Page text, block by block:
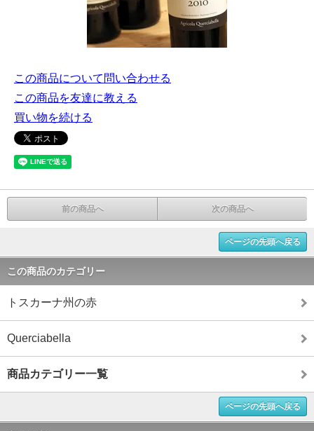
この商品について問い合わせる
この商品を友達に教える
買い物を続ける
前の商品へ 次の商品へ
ページの先頭へ戻る
この商品のカテゴリー
トスカーナ州の赤
Querciabella
商品カテゴリー一覧
ページの先頭へ戻る